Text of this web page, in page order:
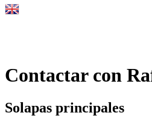
Contactar con
Solapas principales